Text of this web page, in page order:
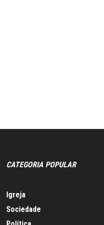
CATEGORIA POPULAR
Igreja
Sociedade